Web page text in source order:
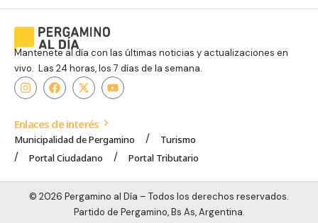
Mantenete al día con las últimas noticias y actualizaciones en
vivo. Las 24 horas, los 7 días de la semana.
Enlaces de interés
Municipalidad de Pergamino
Turismo
Portal Ciudadano
Portal Tributario
© 2026 Pergamino al Día – Todos los derechos reservados.
Partido de Pergamino, Bs As, Argentina.